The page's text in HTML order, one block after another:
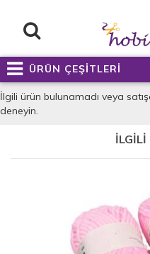
ÜRÜN ÇEŞİTLERİ
İlgili ürün bulunamadı veya
deneyin.
İLGİLİ